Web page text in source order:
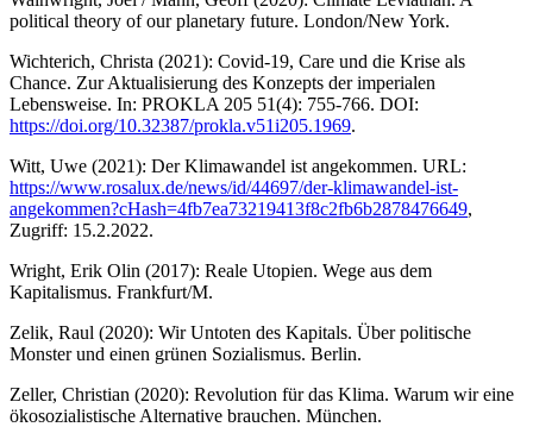
political theory of our planetary future. London/New York.
Wichterich, Christa (2021): Covid-19, Care und die Krise als
Chance. Zur Aktualisierung des Konzepts der imperialen
Lebensweise. In: PROKLA 205 51(4): 755-766. DOI:
https://doi.org/10.32387/prokla.v51i205.1969.
Witt, Uwe (2021): Der Klimawandel ist angekommen. URL:
https://www.rosalux.de/news/id/44697/der-klimawandel-ist-
angekommen?cHash=4fb7ea73219413f8c2fb6b2878476649,
Zugriff: 15.2.2022.
Wright, Erik Olin (2017): Reale Utopien. Wege aus dem
Kapitalismus. Frankfurt/M.
Zelik, Raul (2020): Wir Untoten des Kapitals. Über politische
Monster und einen grünen Sozialismus. Berlin.
Zeller, Christian (2020): Revolution für das Klima. Warum wir eine
ökosozialistische Alternative brauchen. München.